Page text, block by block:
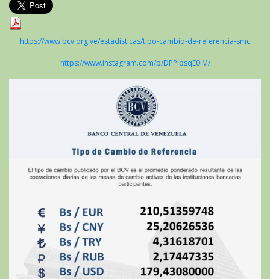
https://www.bcv.org.ve/estadisticas/tipo-cambio-de-referencia-smc
https://www.instagram.com/p/DPPibsqE0iM/